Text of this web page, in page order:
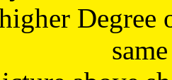
Degree